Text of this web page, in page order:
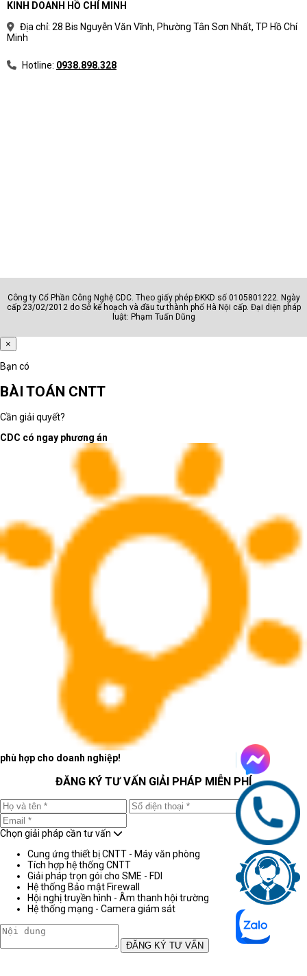
KINH DOANH HỒ CHÍ MINH
Địa chỉ: 28 Bis Nguyễn Văn Vĩnh, Phường Tân Sơn Nhất, TP Hồ Chí
Minh
Hotline: 0938.898.328
Công ty Cổ Phần Công Nghệ CDC. Theo giấy phép ĐKKD số 0105801222. Ngày
cấp 23/02/2012 do Sở kế hoạch và đầu tư thành phố Hà Nội cấp. Đại diện pháp
luật: Phạm Tuấn Dũng
×
Bạn có
BÀI TOÁN CNTT
Cần giải quyết?
CDC có ngay phương án
phù hợp cho doanh nghiệp!
ĐĂNG KÝ TƯ VẤN GIẢI PHÁP MIỄN PHÍ
Chọn giải pháp cần tư vấn
Cung ứng thiết bị CNTT - Máy văn phòng
Tích hợp hệ thống CNTT
Giải pháp trọn gói cho SME - FDI
Hệ thống Bảo mật Firewall
Hội nghị truyền hình - Âm thanh hội trường
Hệ thống mạng - Camera giám sát
ĐĂNG KÝ TƯ VẤN